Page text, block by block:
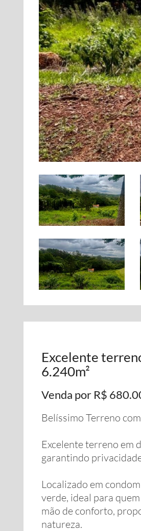
Excelente
6.240m²
Venda por R$
Belíssimo Terreno
Excelente terreno em
garantindo
Localizado em
verde, ideal para
mão de conforto,
natureza.